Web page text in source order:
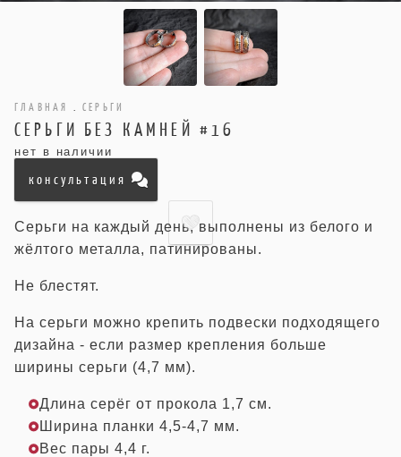
ГЛАВНАЯ . СЕРЬГИ
СЕРЬГИ БЕЗ КАМНЕЙ #16
нет в наличии
консультация
Серьги на каждый день, выполнены из белого и
жёлтого металла, патинированы.
Не блестят.
На серьги можно крепить подвески подходящего
дизайна - если размер крепления больше
ширины серьги (4,7 мм).
Длина серёг от прокола 1,7 см.
Ширина планки 4,5-4,7 мм.
Вес пары 4,4 г.